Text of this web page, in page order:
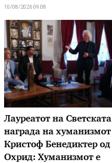
10/08/2026 09:08
Лауреатот на Светската
награда на хуманизмот
Кристоф Бенедиктер од
Охрид: Хуманизмот е